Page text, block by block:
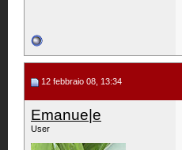
12 febbraio 08, 13:34
Emanue|e
User